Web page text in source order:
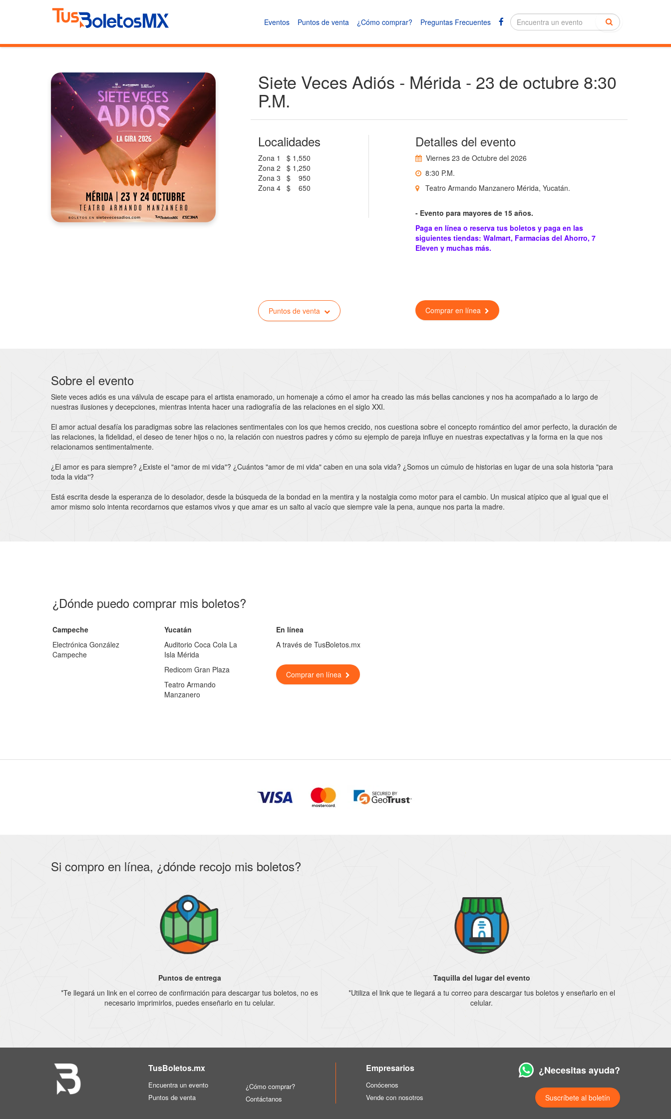
Eventos Puntos de venta ¿Cómo comprar? Preguntas Frecuentes
Siete Veces Adiós - Mérida - 23 de octubre 8:30
P.M.
Localidades
Zona 1
$ 1,550
Zona 2
$ 1,250
Zona 3
$ 950
Zona 4 $ 650
Detalles del evento
Viernes 23 de Octubre del 2026
8:30 P.M.
Teatro Armando Manzanero Mérida, Yucatán.
- Evento para mayores de 15 años.
Paga en línea o reserva tus boletos y paga en las
siguientes tiendas: Walmart, Farmacias del Ahorro, 7
Eleven y muchas más.
Puntos de venta Comprar en línea
Sobre el evento
Siete veces adiós es una válvula de escape para el artista enamorado, un homenaje a cómo el amor ha creado las más bellas canciones y nos ha acompañado a lo largo de
nuestras ilusiones y decepciones, mientras intenta hacer una radiografía de las relaciones en el siglo XXI.
El amor actual desafía los paradigmas sobre las relaciones sentimentales con los que hemos crecido, nos cuestiona sobre el concepto romántico del amor perfecto, la duración de
las relaciones, la fidelidad, el deseo de tener hijos o no, la relación con nuestros padres y cómo su ejemplo de pareja influye en nuestras expectativas y la forma en la que nos
relacionamos sentimentalmente.
¿El amor es para siempre? ¿Existe el "amor de mi vida"? ¿Cuántos "amor de mi vida" caben en una sola vida? ¿Somos un cúmulo de historias en lugar de una sola historia "para
toda la vida"?
Está escrita desde la esperanza de lo desolador, desde la búsqueda de la bondad en la mentira y la nostalgia como motor para el cambio. Un musical atípico que al igual que el
amor mismo solo intenta recordarnos que estamos vivos y que amar es un salto al vacío que siempre vale la pena, aunque nos parta la madre.
¿Dónde puedo comprar mis boletos?
Campeche
Electrónica González
Campeche
Yucatán
Auditorio Coca Cola La
Isla Mérida
Redicom Gran Plaza
Teatro Armando
Manzanero
En línea
A través de TusBoletos.mx
Comprar en línea
Si compro en línea, ¿dónde recojo mis boletos?
Puntos de entrega
*Te llegará un link en el correo de confirmación para descargar tus boletos, no es
necesario imprimirlos, puedes enseñarlo en tu celular.
Taquilla del lugar del evento
*Utiliza el link que te llegará a tu correo para descargar tus boletos y enseñarlo en el
celular.
TusBoletos.mx
Encuentra un evento
Puntos de venta
¿Cómo comprar?
Contáctanos
Empresarios
Conócenos
Vende con nosotros
¿Necesitas ayuda?
Suscríbete al boletín